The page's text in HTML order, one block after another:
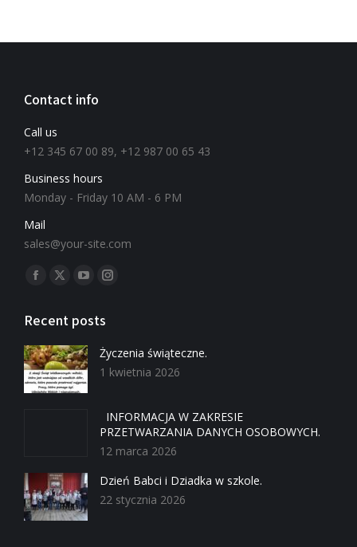
Contact info
Call us
+12 345 67 00 89, +12 987 00 65 43
Business hours
Monday - Friday 10 AM - 6 PM
Mail
sales@your-site.com
Znajdź nas na:
Recent posts
Życzenia świąteczne.
1 kwietnia 2026
INFORMACJA W ZAKRESIE
PRZETWARZANIA DANYCH OSOBOWYCH.
12 marca 2026
Dzień Babci i Dziadka w szkole.
22 stycznia 2026